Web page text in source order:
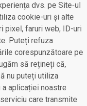
dvs. pe Site-ul
cookie-uri și alte
pixel, faruri web, ID-uri
Puteți refuza
corespunzătoare pe
să rețineți că,
nu puteți utiliza
aplicației noastre
care transmite